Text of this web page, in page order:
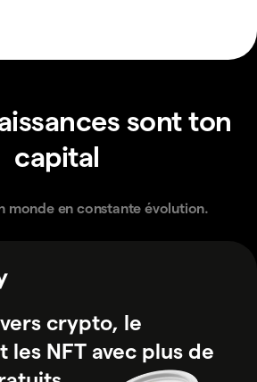
sont ton
capital
monde en constante évolution.
crypto, le
les NFT avec plus de